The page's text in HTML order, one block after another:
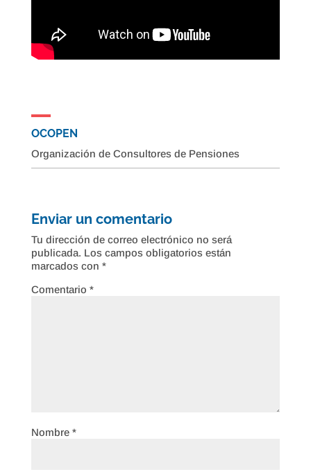
OCOPEN
Organización de Consultores de Pensiones
Enviar un comentario
Tu dirección de correo electrónico no será
publicada. Los campos obligatorios están
marcados con *
Comentario *
Nombre *